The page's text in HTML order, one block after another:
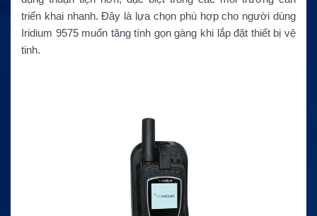
triển khai nhanh. Đây là lựa chọn phù hợp cho người dùng
Iridium 9575 muốn tăng tính gọn gàng khi lắp đặt thiết bị vệ
tinh.